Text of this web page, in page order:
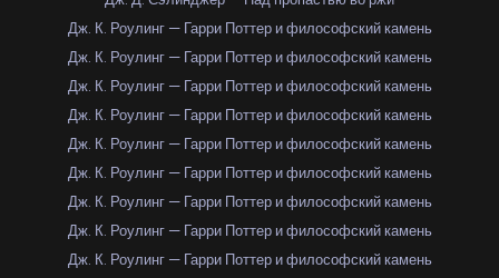
Дж. К. Роулинг — Гарри Поттер и философский камень
Дж. К. Роулинг — Гарри Поттер и философский камень
Дж. К. Роулинг — Гарри Поттер и философский камень
Дж. К. Роулинг — Гарри Поттер и философский камень
Дж. К. Роулинг — Гарри Поттер и философский камень
Дж. К. Роулинг — Гарри Поттер и философский камень
Дж. К. Роулинг — Гарри Поттер и философский камень
Дж. К. Роулинг — Гарри Поттер и философский камень
Дж. К. Роулинг — Гарри Поттер и философский камень